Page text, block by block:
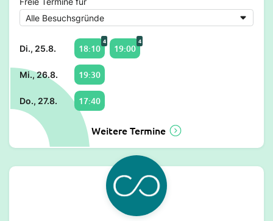
Di., 25.8. 18:10
4
19:00
4
Mi., 26.8. 19:30
Do., 27.8. 17:40
Weitere Termine